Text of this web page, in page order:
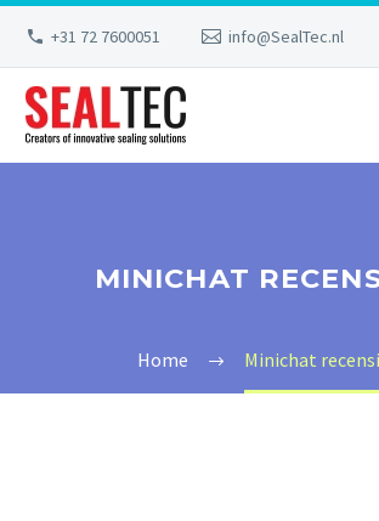
+31 72 7600051 info@SealTec.nl
MINICHAT
Home Minichat